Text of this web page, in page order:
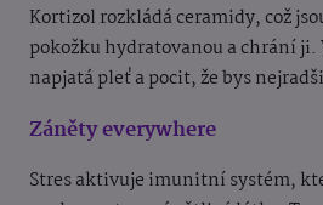
Kortizol rozkládá ceramidy, což
pokožku hydratovanou a chrání
napjatá pleť a pocit, že bys
Záněty everywhere
Stres aktivuje imunitní systém,